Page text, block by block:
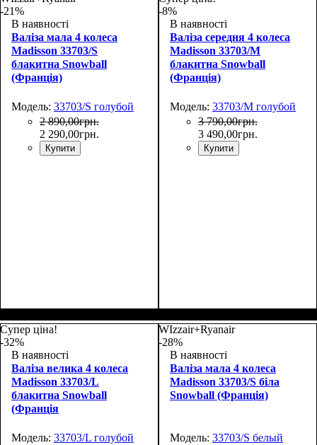
-21%
В наявності
Валіза мала 4 колеса
Madisson 33703/S
блакитна Snowball
(Франція)
Модель: 33703/S голубой
2 890,00грн.
2 290,00грн.
Купити
55х36х20
-8%
В наявності
Валіза середня 4 колеса
Madisson 33703/M
блакитна Snowball
(Франція)
Модель: 33703/M голубой
3 790,00грн.
3 490,00грн.
Купити
66х44х27
Супер ціна!
-32%
В наявності
Валіза велика 4 колеса
Madisson 33703/L
блакитна Snowball
(Франція
Модель: 33703/L голубой
WIzzair+Ryanair
-28%
В наявності
Валіза мала 4 колеса
Madisson 33703/S біла
Snowball (Франція)
Модель: 33703/S белый